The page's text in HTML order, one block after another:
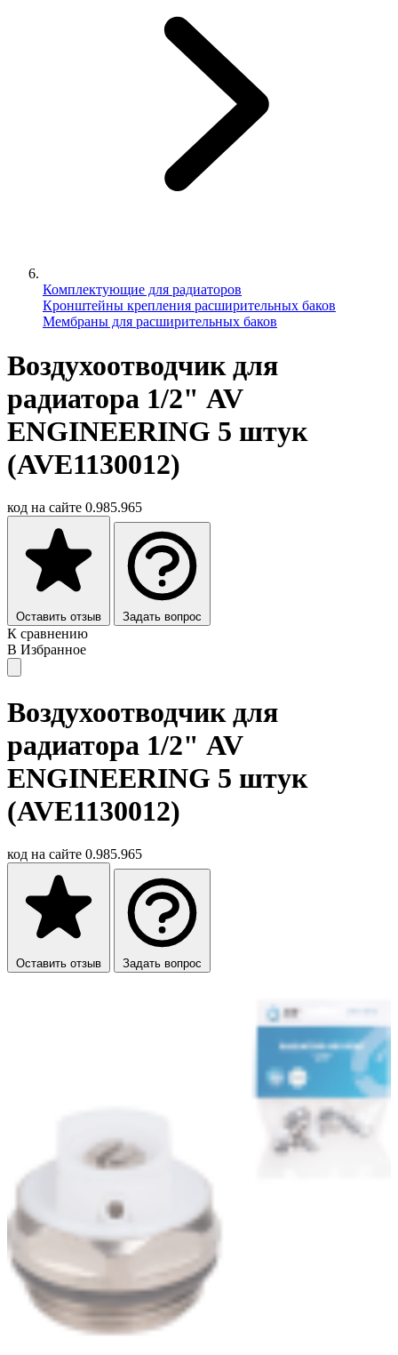
Комплектующие для радиаторов
Кронштейны крепления расширительных баков
Мембраны для расширительных баков
Воздухоотводчик для
радиатора 1/2" AV
ENGINEERING 5 штук
(AVE1130012)
код на сайте 0.985.965
Оставить отзыв Задать вопрос
К сравнению
В Избранное
Воздухоотводчик для
радиатора 1/2" AV
ENGINEERING 5 штук
(AVE1130012)
код на сайте 0.985.965
Оставить отзыв Задать вопрос